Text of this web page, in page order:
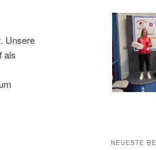
Unsere
als
NEUESTE